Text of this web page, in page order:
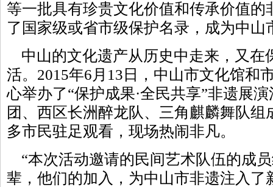
等一批具有珍贵文化价值和传承价值的
了国家级或省市级保护名录，成为中山
中山的文化遗产从历史中走来，又在
活。2015年6月13日，中山市文化馆和
心举办了“保护成果·全民共享”非遗展
团、西区长洲醉龙队、三角麒麟舞队
多市民驻足观看，现场热闹非凡。
“本次活动邀请的民间艺术队伍的成
辈，他们的加入，为中山市非遗注入了